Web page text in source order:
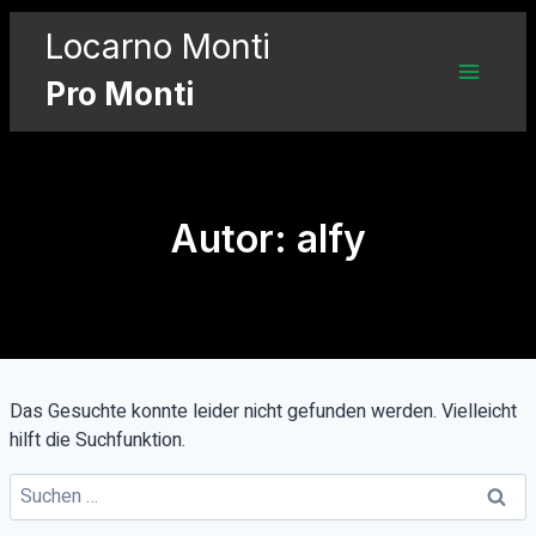
Zum
Locarno Monti
Pro Monti
Autor: alfy
Das Gesuchte konnte leider nicht gefunden werden. Vielleicht
hilft die Suchfunktion.
Suchen
nach: